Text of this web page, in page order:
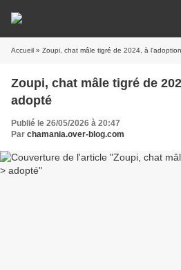
Accueil » Zoupi, chat mâle tigré de 2024, à
Zoupi, chat mâle tigré de
adopté
Publié le 26/05/2026 à 20:47
Par chamania.over-blog.com